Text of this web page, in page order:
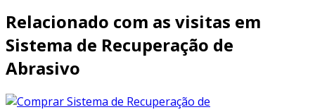
frequente e, consequentemente, o custo total
de operação.
o sistema opera com umacapacidade de
recuperação de até 500 kg/h
fluxo contínuo e eficaz na operação industrial.
Relacionado com as visitas em
Sistema de Recuperação de
Abrasivo